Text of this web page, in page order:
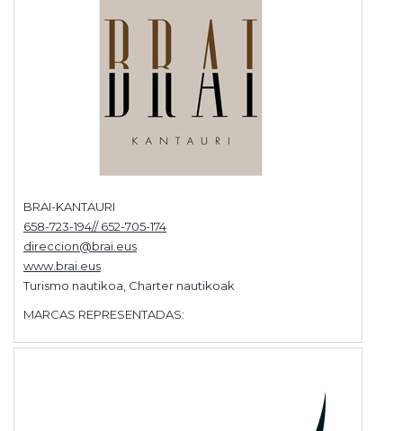
BRAI-KANTAURI
658-723-194// 652-705-174
direccion@brai.eus
www.brai.eus
Turismo nautikoa, Charter nautikoak
MARCAS REPRESENTADAS: